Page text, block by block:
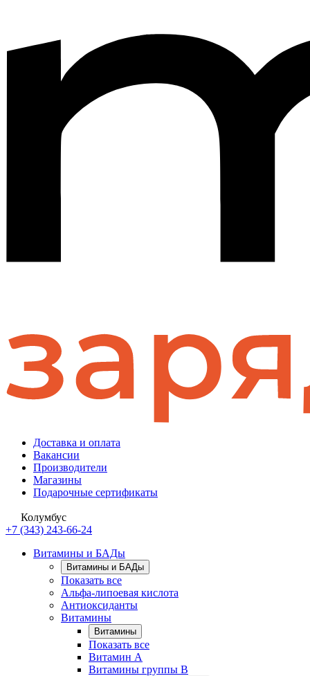
Доставка и оплата
Вакансии
Производители
Магазины
Подарочные сертификаты
Колумбус
+7 (343) 243-66-24
Витамины и БАДы
Витамины и БАДы
Показать все
Альфа-липоевая кислота
Антиоксиданты
Витамины
Витамины
Показать все
Витамин A
Витамины группы B